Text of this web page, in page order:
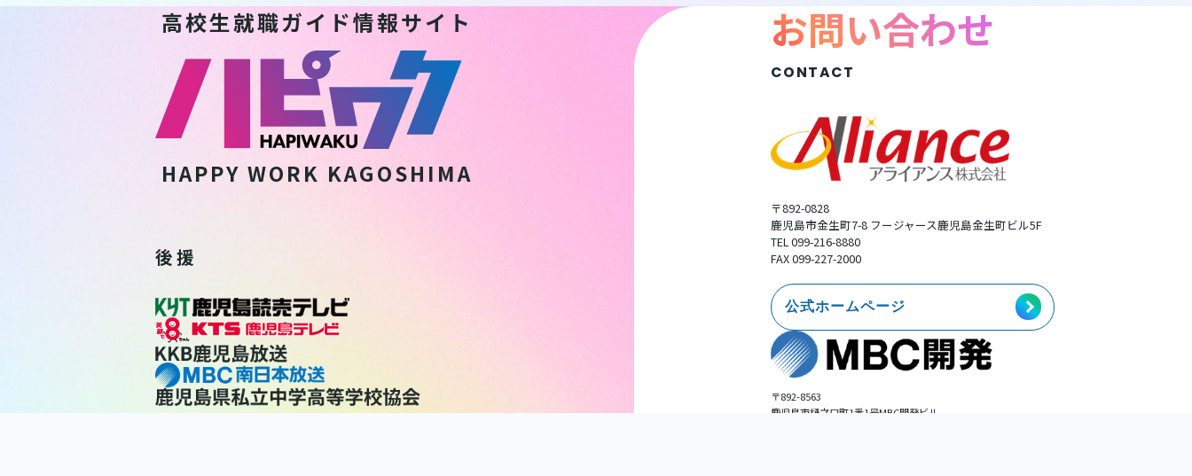
高校生就職ガイド情報サイト
HAPPY WORK KAGOSHIMA
後 援
お問い合わせ
CONTACT
〒892-0828
鹿児島市金生町7-8 フージャース鹿児島金生町ビル5F
TEL 099-216-8880
FAX 099-227-2000
公式ホームページ
〒892-8563
鹿児島市樋之口町1番1号MBC開発ビル